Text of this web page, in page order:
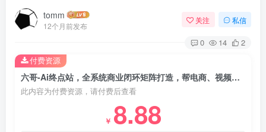
tomm
12个月前发布
关注 私信
0 14 2
六哥-Ai终点站，全系统商业闭环矩阵打造，帮电商、视频、设计降70%成本，12款Ai联合深度实战
此内容为付费资源，请付费后查看
￥ 8.88
付费资源